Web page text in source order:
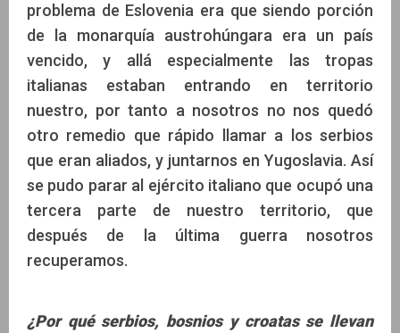
problema de Eslovenia era que siendo porción
de la monarquía austrohúngara era un país
vencido, y allá especialmente las tropas
italianas estaban entrando en territorio
nuestro, por tanto a nosotros no nos quedó
otro remedio que rápido llamar a los serbios
que eran aliados, y juntarnos en Yugoslavia. Así
se pudo parar al ejército italiano que ocupó una
tercera parte de nuestro territorio, que
después de la última guerra nosotros
recuperamos.
¿Por qué serbios, bosnios y croatas se llevan